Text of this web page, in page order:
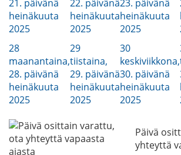
21. päivänä
heinäkuuta
2025
22. päivänä
heinäkuuta
2025
23. päivänä
heinäkuuta
2025
28
maanantaina,
28. päivänä
heinäkuuta
2025
29
tiistaina,
29. päivänä
heinäkuuta
2025
30
keskiviikkona,
30. päivänä
heinäkuuta
2025
Päivä
yhteyttä